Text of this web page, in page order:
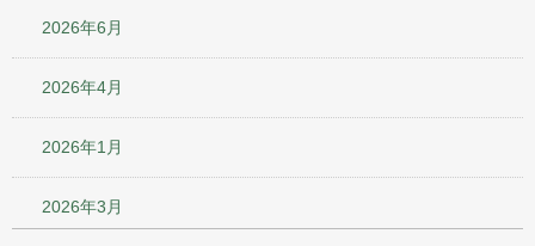
2026年6月
2026年4月
2026年1月
2026年3月